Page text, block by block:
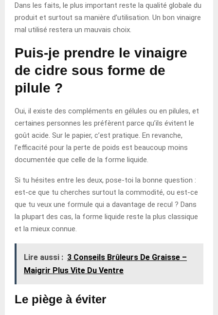
Dans les faits, le plus important reste la qualité globale du
produit et surtout sa manière d’utilisation. Un bon vinaigre
mal utilisé restera un mauvais choix.
Puis-je prendre le vinaigre
de cidre sous forme de
pilule ?
Oui, il existe des compléments en gélules ou en pilules, et
certaines personnes les préfèrent parce qu’ils évitent le
goût acide. Sur le papier, c’est pratique. En revanche,
l’efficacité pour la perte de poids est beaucoup moins
documentée que celle de la forme liquide.
Si tu hésites entre les deux, pose-toi la bonne question :
est-ce que tu cherches surtout la commodité, ou est-ce
que tu veux une formule qui a davantage de recul ? Dans
la plupart des cas, la forme liquide reste la plus classique
et la mieux connue.
Lire aussi : 3 Conseils Brûleurs De Graisse –
Maigrir Plus Vite Du Ventre
Le piège à éviter